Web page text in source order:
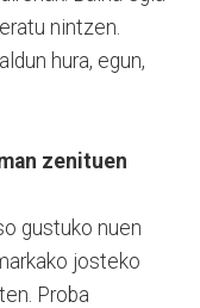
nintzen.
hura, egun,
zenituen
gustuko nuen
josteko
Proba